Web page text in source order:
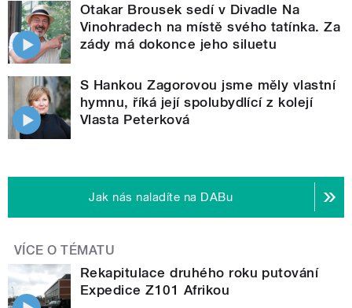
Otakar Brousek sedí v Divadle Na
Vinohradech na místě svého tatínka. Za
zády má dokonce jeho siluetu
S Hankou Zagorovou jsme měly vlastní
hymnu, říká její spolubydlící z kolejí
Vlasta Peterková
Jak nás naladíte na DABu
VÍCE O TÉMATU
Rekapitulace druhého roku putování
Expedice Z101 Afrikou